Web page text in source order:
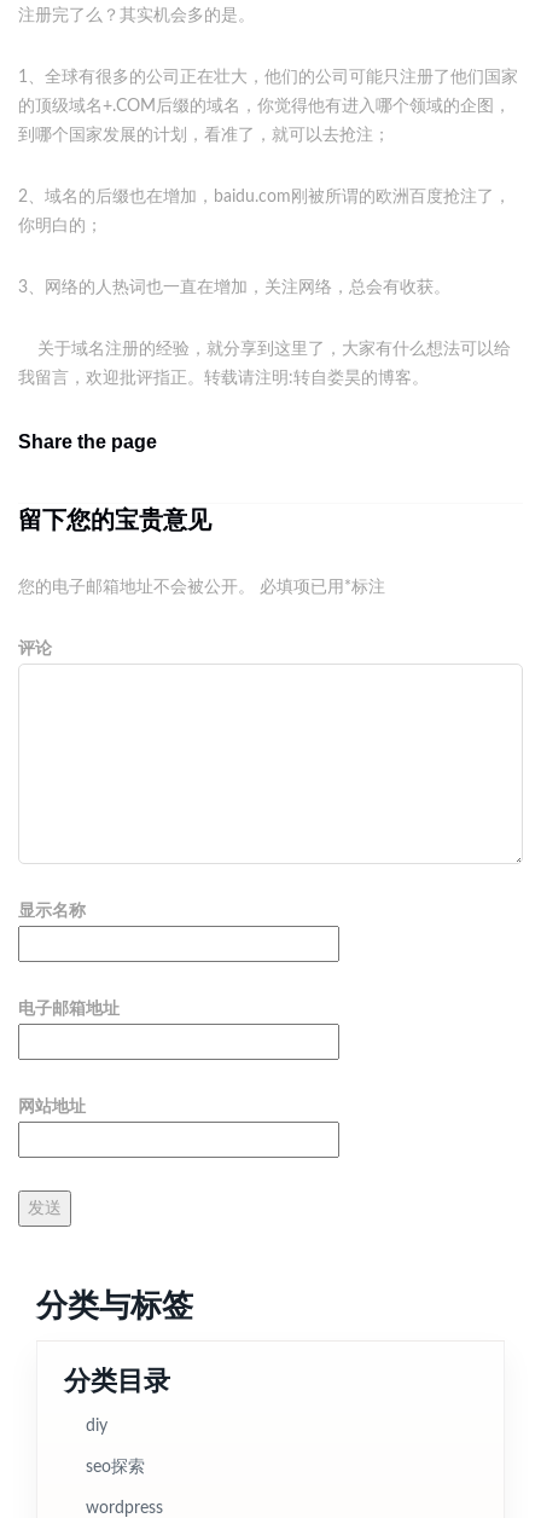
注册完了么？其实机会多的是。
1、全球有很多的公司正在壮大，他们的公司可能只注册了他们国家
的顶级域名+.COM后缀的域名，你觉得他有进入哪个领域的企图，
到哪个国家发展的计划，看准了，就可以去抢注；
2、域名的后缀也在增加，baidu.com刚被所谓的欧洲百度抢注了，
你明白的；
3、网络的人热词也一直在增加，关注网络，总会有收获。
关于域名注册的经验，就分享到这里了，大家有什么想法可以给
我留言，欢迎批评指正。转载请注明:转自 娄昊的博客。
Share the page
留下您的宝贵意见
您的电子邮箱地址不会被公开。 必填项已用 *标注
评论
显示名称
电子邮箱地址
网站地址
分类与标签
分类目录
diy
seo探索
wordpress